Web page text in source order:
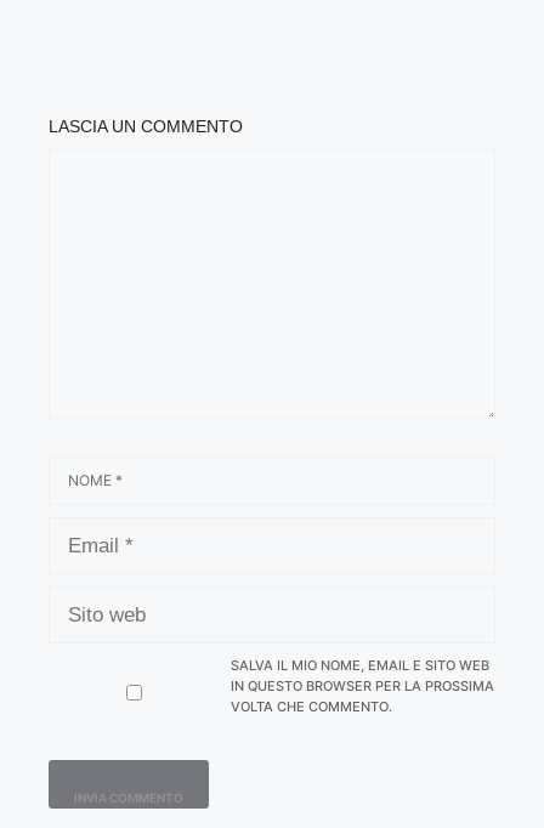
LASCIA UN COMMENTO
WEB
SALVA IL MIO NOME, EMAIL E SITO WEB
IN QUESTO BROWSER PER LA PROSSIMA
VOLTA CHE COMMENTO.